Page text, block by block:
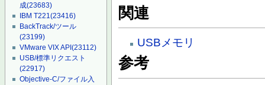
成(23683)
IBM T221(23416)
BackTrack/ツール
(23199)
VMware VIX API(23112)
USB/標準リクエスト
(22917)
Objective-C/ファイル入
関連
USBメモリ
参考